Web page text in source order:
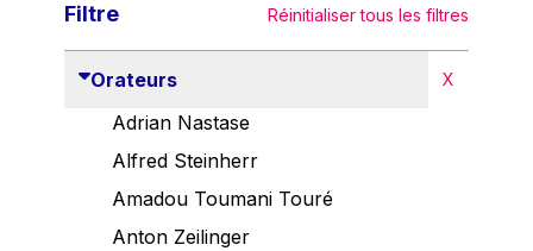
Filtre Réinitialiser tous les filtres
Orateurs X
Adrian Nastase
Alfred Steinherr
Amadou Toumani Touré
Anton Zeilinger